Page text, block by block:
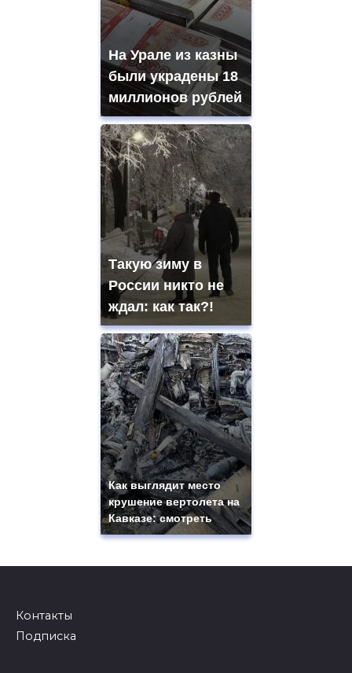
На Урале из казны
были украдены 18
миллионов рублей
Такую зиму в
России никто не
ждал: как так?!
Как выглядит место
крушение вертолета на
Кавказе: смотреть
Контакты
Подписка